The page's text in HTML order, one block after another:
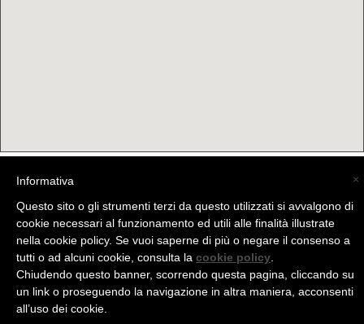
(C) La Valtellina - info@la-valtellina.com -
×
Informativa
Questo sito o gli strumenti terzi da questo utilizzati si avvalgono di
cookie necessari al funzionamento ed utili alle finalità illustrate
nella cookie policy. Se vuoi saperne di più o negare il consenso a
tutti o ad alcuni cookie, consulta la cookie policy
Chiudendo questo banner, scorrendo questa pagina, cliccando su
un link o proseguendo la navigazione in altra maniera, acconsenti
all’uso dei cookie.